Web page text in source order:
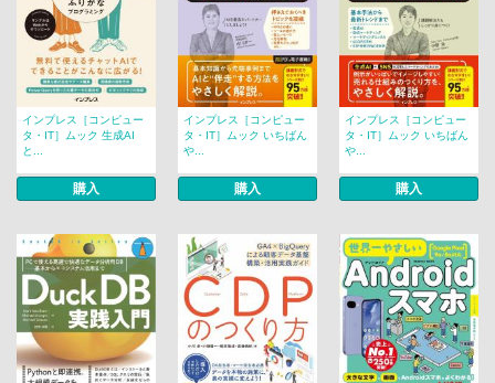
インプレス［コンピュー
タ・IT］ムック 生成AI
と...
購入
インプレス［コンピュー
タ・IT］ムック いちばん
や...
購入
インプレス［コンピュー
タ・IT］ムック いちばん
や...
購入